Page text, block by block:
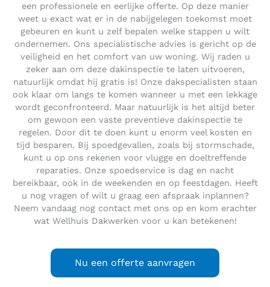
een professionele en eerlijke offerte. Op deze manier
weet u exact wat er in de nabijgelegen toekomst moet
gebeuren en kunt u zelf bepalen welke stappen u wilt
ondernemen. Ons specialistische advies is gericht op de
veiligheid en het comfort van uw woning. Wij raden u
zeker aan om deze dakinspectie te laten uitvoeren,
natuurlijk omdat hij gratis is! Onze dakspecialisten staan
ook klaar om langs te komen wanneer u met een lekkage
wordt geconfronteerd. Maar natuurlijk is het altijd beter
om gewoon een vaste preventieve dakinspectie te
regelen. Door dit te doen kunt u enorm veel kosten en
tijd besparen. Bij spoedgevallen, zoals bij stormschade,
kunt u op ons rekenen voor vlugge en doeltreffende
reparaties. Onze spoedservice is dag en nacht
bereikbaar, ook in de weekenden en op feestdagen. Heeft
u nog vragen of wilt u graag een afspraak inplannen?
Neem vandaag nog contact met ons op en kom erachter
wat Wellhuis Dakwerken voor u kan betekenen!
Nu een offerte aanvragen